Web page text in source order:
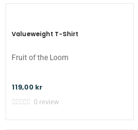
Valueweight T-Shirt
Fruit of the Loom
119,00 kr
0 review